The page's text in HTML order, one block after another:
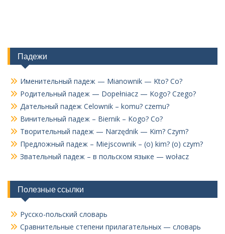
Падежи
Именительный падеж — Mianownik — Kto? Co?
Родительный падеж — Dopełniacz — Kogo? Czego?
Дательный падеж Celownik – komu? czemu?
Винительный падеж – Biernik – Kogo? Co?
Творительный падеж — Narzędnik — Kim? Czym?
Предложный падеж – Miejscownik – (o) kim? (o) czym?
Звательный падеж – в польском языке — wołacz
Полезные ссылки
Русско-польский словарь
Сравнительные степени прилагательных — словарь